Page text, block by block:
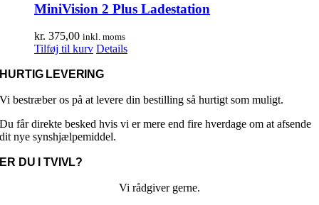
MiniVision 2 Plus Ladestation
kr. 375,00 inkl. moms
Tilføj til kurv Details
HURTIG LEVERING
Vi bestræber os på at levere din bestilling så hurtigt som muligt.
Du får direkte besked hvis vi er mere end fire hverdage om at afsende
dit nye synshjælpemiddel.
ER DU I TVIVL?
Vi rådgiver gerne.